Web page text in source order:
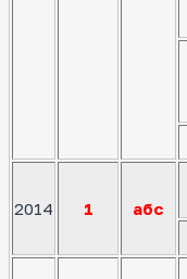
2014 1 абс